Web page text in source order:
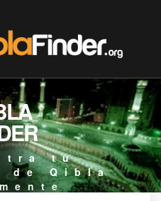
tu
de Qibla